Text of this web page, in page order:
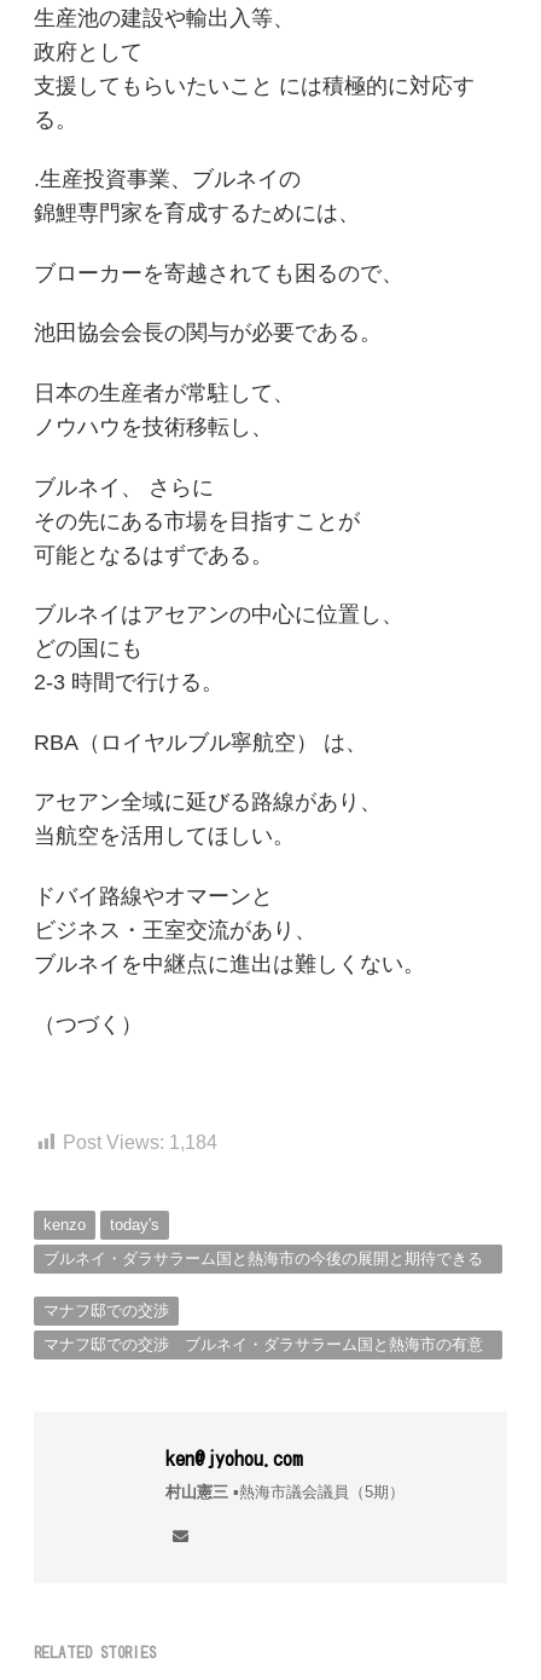
生産池の建設や輸出入等、
政府として
支援してもらいたいこと には積極的に対応す
る。
.生産投資事業、ブルネイの
錦鯉専門家を育成するためには、
ブローカーを寄越されても困るので、
池田協会会長の関与が必要である。
日本の生産者が常駐して、
ノウハウを技術移転し、
ブルネイ、 さらに
その先にある市場を目指すことが
可能となるはずである。
ブルネイはアセアンの中心に位置し、
どの国にも
2-3 時間で行ける。
RBA（ロイヤルブル寧航空） は、
アセアン全域に延びる路線があり、
当航空を活用してほしい。
ドバイ路線やオマーンと
ビジネス・王室交流があり、
ブルネイを中継点に進出は難しくない。
（つづく）
Post Views: 1,184
kenzo
today's
ブルネイ・ダラサラーム国と熱海市の今後の展開と期待できる
マナフ邸での交渉
マナフ邸での交渉 ブルネイ・ダラサラーム国と熱海市の有意
ken@jyohou.com
村山憲三▪︎熱海市議会議員（5期）
RELATED STORIES